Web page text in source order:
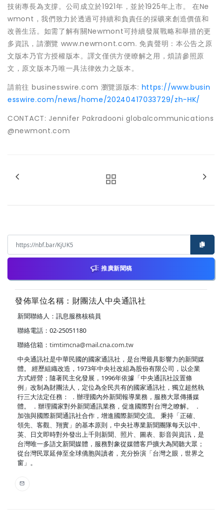
技術專長為支撐。公司成立於1921年，並於1925年上市。 在Ne
wmont，我們致力於透過可持續和負責任的採礦來創造價值和
改善生活。如需了解有關Newmont可持續發展戰略和舉措的更
多資訊，請瀏覽 www.newmont.com. 免責聲明：本公告之原
文版本乃官方授權版本。譯文僅供方便瞭解之用，煩請參照原
文，原文版本乃唯一具法律效力之版本。
請前往 businesswire.com 瀏覽源版本: https://www.busin
esswire.com/news/home/20240417033729/zh-HK/
CONTACT: Jennifer Pakradooni globalcommunications
@newmont.com
推廣新聞稿
發佈單位名稱：財團法人中央通訊社
新聞聯絡人：訊息服務核稿員
聯絡電話：02-25051180
聯絡信箱： timtimcna@mail.cna.com.tw
中央通訊社是中華民國的國家通訊社，是台灣最具影響力的新聞媒
體。 經歷組織改造，1973年中央社改組為股份有限公司，以企業
方式經營；隨著民主化發展，1996年依據「中央通訊社設置條
例」改制為財團法人，定位為全民共有的國家通訊社，獨立超然執
行三大法定任務： ．辦理國內外新聞報導業務，服務大眾傳播媒
體。 ．辦理國家對外新聞通訊業務，促進國際對台灣之瞭解。 ．
加強與國際新聞通訊社合作，增進國際新聞交流。 秉持「正確、
領先、客觀、翔實」的基本原則，中央社專業新聞團隊每天以中、
英、日文即時對外發出上千則新聞、照片、圖表、影音與資訊，是
台灣唯一多語文新聞媒體，服務對象從媒體客戶擴大為閱聽大眾；
從台灣民眾延伸至全球僑胞與讀者，充分扮演「台灣之眼，世界之
窗」。